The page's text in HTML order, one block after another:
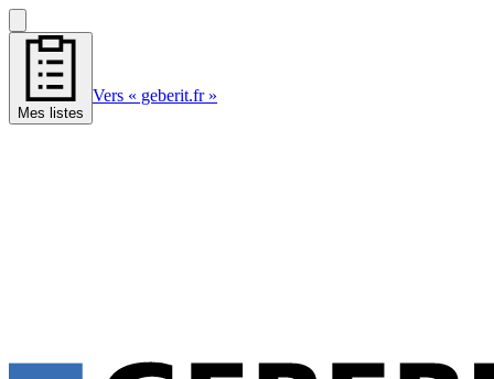
Mes listes
Vers « geberit.fr »